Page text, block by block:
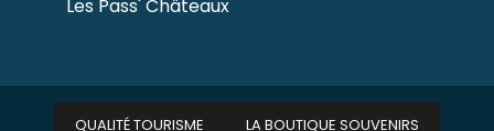
Les Pass' Châteaux
QUALITÉ TOURISME LA BOUTIQUE SOUVENIRS